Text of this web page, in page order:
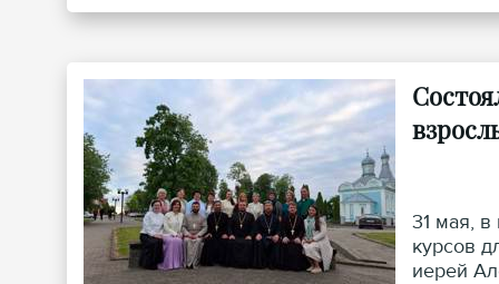
31 мая, в
курсов
иерей